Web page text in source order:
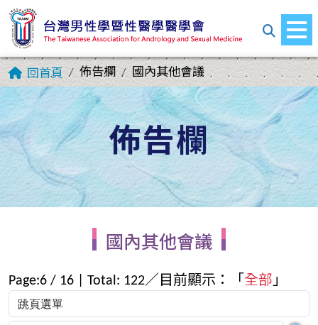
回首頁 佈告欄 國內其他會議
佈告欄
國內其他會議
Page:6 / 16 | Total: 122／目前顯示：「 全部」